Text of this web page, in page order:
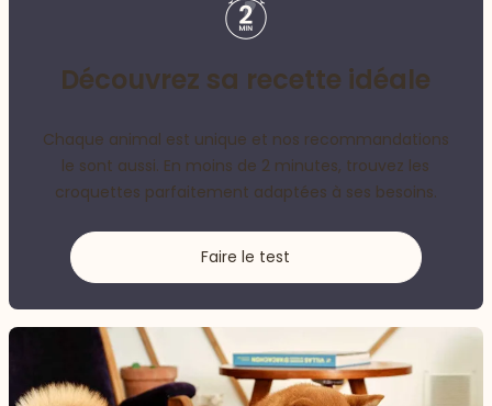
Découvrez sa recette idéale
Chaque animal est unique et nos recommandations
le sont aussi. En moins de 2 minutes, trouvez les
croquettes parfaitement adaptées à ses besoins.
Faire le test